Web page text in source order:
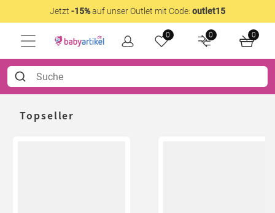
Jetzt -15%auf unser Outlet mit Code: outlet15
0 0 0
Topseller